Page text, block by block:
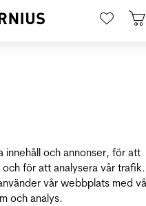
innehåll och annonser, för att
för att analysera vår
vår webbplats med
och analys.